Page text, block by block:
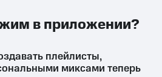
ПРИЛОЖЕНИЕ
плейлисты,
миксами теперь